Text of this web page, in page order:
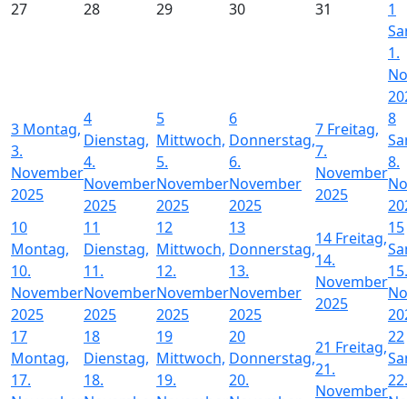
27
28 29 30 31
1
1.
3 Montag,
3.
November
2025
4
Dienstag,
4.
November
2025
5
Mittwoch,
5.
November
2025
6
Donnerstag,
6.
November
2025
7 Freitag,
7.
November
2025
8
8.
10
Montag,
10.
November
2025
11
Dienstag,
11.
November
2025
12
Mittwoch,
12.
November
2025
13
Donnerstag,
13.
November
2025
14 Freitag,
14.
November
2025
15
15.
17
Montag,
17.
18
Dienstag,
18.
19
Mittwoch,
19.
20
Donnerstag,
20.
21 Freitag,
21.
November
22
22.